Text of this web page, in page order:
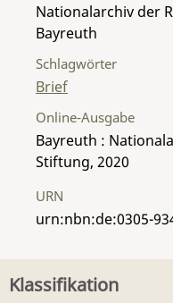
Nationalarchiv der
Bayreuth
Schlagwörter
Brief
Online-Ausgabe
Bayreuth :
Stiftung, 2020
URN
urn:nbn:de:0305-
Klassifikation